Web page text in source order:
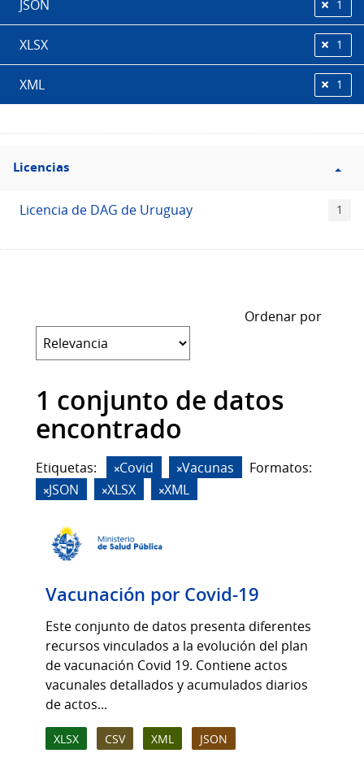
JSON 1
XLSX 1
XML 1
Filtro
Licencias
Licencias
Licencia de DAG de Uruguay 1
Ordenar por
1 conjunto de datos
encontrado
Etiquetas: Covid Vacunas
Formatos:
JSON
XLSX XML
Vacunación por Covid-19
Este conjunto de datos presenta diferentes
recursos vinculados a la evolución del plan
de vacunación Covid 19. Contiene actos
vacunales detallados y acumulados diarios
de actos...
XLSX CSV XML JSON